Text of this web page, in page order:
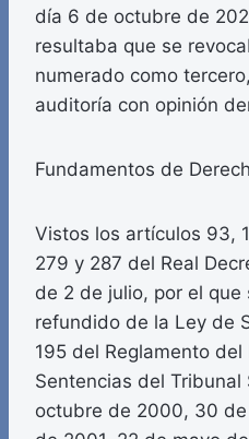
día 6 de octubre de
resultaba que se
numerado como
auditoría con opinión
Fundamentos de
Vistos los artículos 93,
279 y 287 del Real
de 2 de julio, por el
refundido de la Ley de
195 del Reglamento
Sentencias del
octubre de 2000, 30